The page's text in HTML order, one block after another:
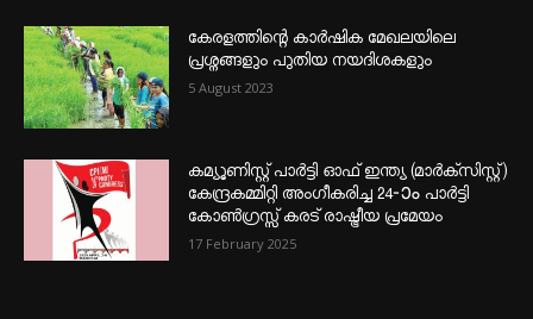
കേരളത്തിന്റെ കാർഷിക മേഖലയിലെ
പ്രശ്നങ്ങളും പുതിയ നയദിശകളും
5 August 2023
കമ്യൂണിസ്റ്റ് പാർട്ടി ഓഫ് ഇന്ത്യ (മാർക്സിസ്റ്റ്)
കേന്ദ്രകമ്മിറ്റി അംഗീകരിച്ച 24‐ാം പാർട്ടി
കോൺഗ്രസ്സ് കരട് രാഷ്ട്രീയ പ്രമേയം
17 February 2025